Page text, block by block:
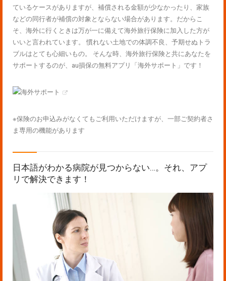
ているケースがありますが、補償される金額が少なかったり、家族
などの同行者が補償の対象とならない場合があります。だからこ
そ、海外に行くときは万が一に備えて海外旅行保険に加入した方が
いいと言われています。 慣れない土地での体調不良、予期せぬトラ
ブルはとても心細いもの。 そんな時、海外旅行保険と共にあなたを
サポートするのが、au損保の無料アプリ「海外サポート」です！
※保険のお申込みがなくてもご利用いただけますが、一部ご契約者さ
ま専用の機能があります
日本語がわかる病院が見つからない…。それ、アプ
リで解決できます！